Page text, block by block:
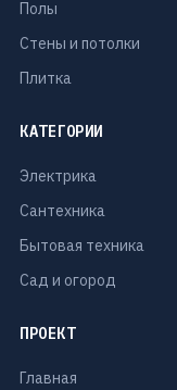
Полы
Стены и потолки
Плитка
КАТЕГОРИИ
Электрика
Сантехника
Бытовая техника
Сад и огород
ПРОЕКТ
Главная